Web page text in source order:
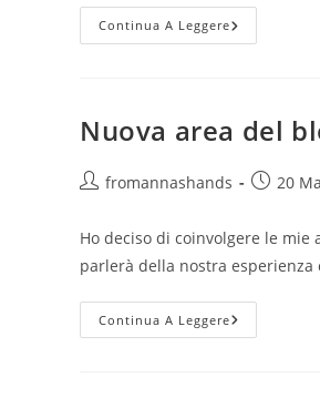
Continua A LeggereLe
Risposte
Scoperto
Di
Bambino?
Emozioni,
Come
Lo
Detto
Al
Tuo
Nuova area del
Autorefromannashands
Articolo
20
Ho deciso di coinvolgere le
parlerà della nostra esperienza
Continua A LeggereNuova
Area